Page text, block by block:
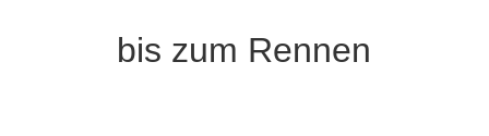
bis zum Rennen